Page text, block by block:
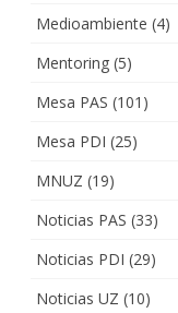
Medioambiente (4)
Mentoring (5)
Mesa PAS (101)
Mesa PDI (25)
MNUZ (19)
Noticias PAS (33)
Noticias PDI (29)
Noticias UZ (10)